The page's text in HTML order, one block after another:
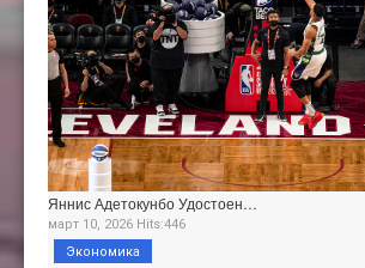
Яннис Адетокунбо Удостоен…
март 10, 2026 Hits:446
Экономика